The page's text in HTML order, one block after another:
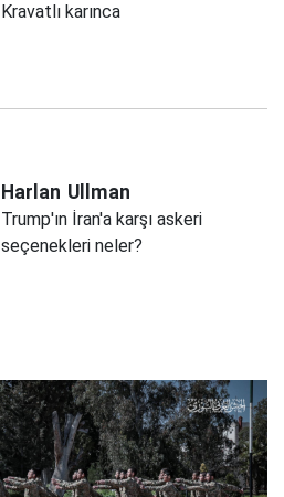
Kravatlı karınca
Harlan Ullman
Trump'ın İran'a karşı askeri
seçenekleri neler?